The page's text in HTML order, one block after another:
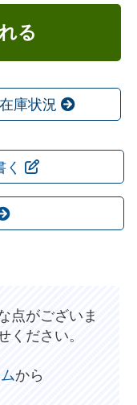
る
庫状況
点がございま
ください。
から